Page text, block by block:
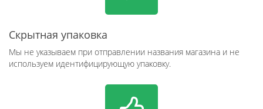
Скрытная упаковка
Мы не указываем при отправлении названия магазина и не
используем идентифицирующую упаковку.